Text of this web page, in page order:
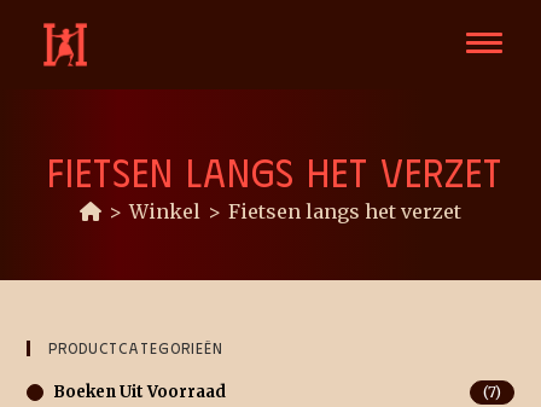
FIETSEN LANGS HET VERZET
> Winkel > Fietsen langs het verzet
Productcategorieën
Boeken Uit Voorraad (7)